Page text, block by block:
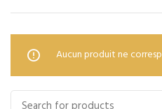
Aucun produit ne